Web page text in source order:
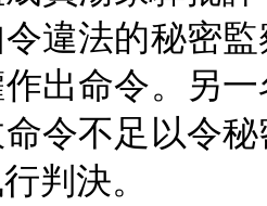
違法的秘密
出命令。另
令不足以令
判決。